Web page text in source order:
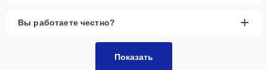
Вы работаете честно? +
Показать